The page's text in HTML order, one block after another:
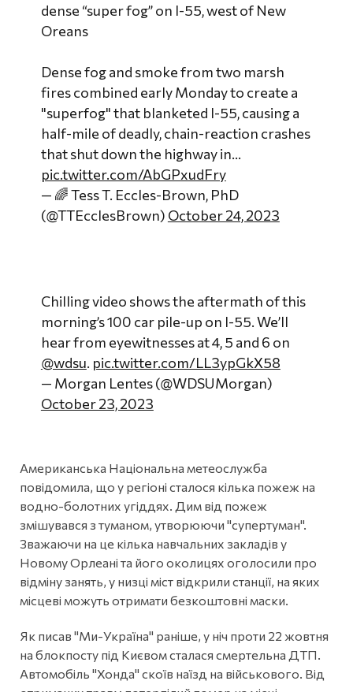
dense “super fog” on I-55, west of New
Oreans
Dense fog and smoke from two marsh
fires combined early Monday to create a
"superfog" that blanketed I-55, causing a
half-mile of deadly, chain-reaction crashes
that shut down the highway in…
pic.twitter.com/AbGPxudFry
— 🌈 Tess T. Eccles-Brown, PhD
(@TTEcclesBrown) October 24, 2023
Chilling video shows the aftermath of this
morning’s 100 car pile-up on I-55. We’ll
hear from eyewitnesses at 4, 5 and 6 on
@wdsu. pic.twitter.com/LL3ypGkX58
— Morgan Lentes (@WDSUMorgan)
October 23, 2023
Американська Національна метеослужба
повідомила, що у регіоні сталося кілька пожеж на
водно-болотних угіддях. Дим від пожеж
змішувався з туманом, утворюючи "супертуман".
Зважаючи на це кілька навчальних закладів у
Новому Орлеані та його околицях оголосили про
відміну занять, у низці міст відкрили станції, на яких
місцеві можуть отримати безкоштовні маски.
Як писав "Ми-Україна" раніше, у ніч проти 22 жовтня
на блокпосту під Києвом сталася смертельна ДТП.
Автомобіль "Хонда" скоїв наїзд на військового. Від